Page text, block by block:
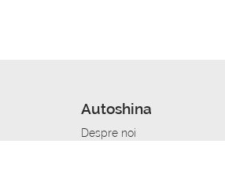
Autoshina
Despre noi